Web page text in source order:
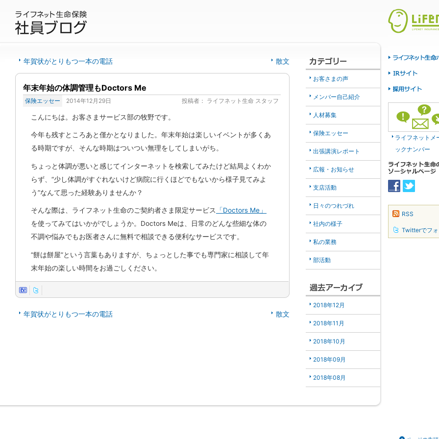
年賀状がとりもつ一本の電話 散文
年末年始の体調管理もDoctors Me
保険エッセー 2014年12月29日 投稿者： ライフネット生命 スタッフ
こんにちは。お客さまサービス部の牧野です。
今年も残すところあと僅かとなりました。年末年始は楽しいイベントが多くあ
る時期ですが、そんな時期はついつい無理をしてしまいがち。
ちょっと体調が悪いと感じてインターネットを検索してみたけど結局よくわか
らず、“少し体調がすぐれないけど病院に行くほどでもないから様子見てみよ
う”なんて思った経験ありませんか？
そんな際は、ライフネット生命のご契約者さま限定サービス
「Doctors Me」
を使ってみてはいかがでしょうか。Doctors Meは、日常のどんな些細な体の
不調や悩みでもお医者さんに無料で相談できる便利なサービスです。
“餅は餅屋”という言葉もありますが、ちょっとした事でも専門家に相談して年
末年始の楽しい時間をお過ごしください。
年賀状がとりもつ一本の電話 散文
お客さまの声
メンバー自己紹介
人材募集
保険エッセー
出張講演レポート
広報・お知らせ
支店活動
日々のつれづれ
社内の様子
私の業務
部活動
2018年12月
2018年11月
2018年10月
2018年09月
2018年08月
ライフネットメ
ックナンバー
RSS
Twitterでフ